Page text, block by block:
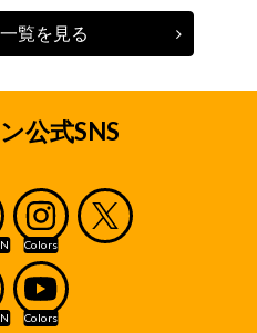
覧を見る
公式SNS